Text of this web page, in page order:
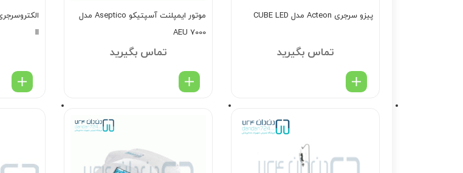
پیزو سرجری Acteon مدل CUBE LED
تماس بگیرید
موتور ایمپلنت آسپتیکو Aseptico مدل
AEU 7000
تماس بگیرید
II